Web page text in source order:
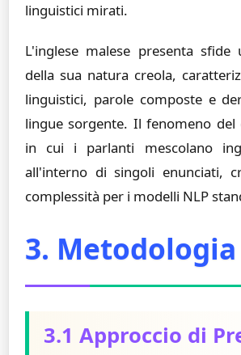
linguistici mirati.
L'inglese malese presenta sfide
della sua natura creola,
linguistici, parole composte e
lingue sorgente. Il fenomeno del
in cui i parlanti mescolano
all'interno di singoli enunciati,
complessità per i modelli NLP
3. Metodologia
3.1 Approccio di